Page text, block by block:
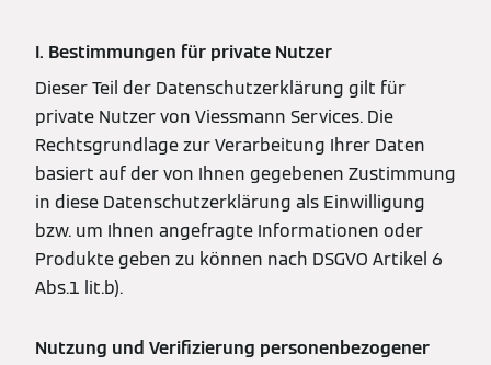
I. Bestimmungen für private Nutzer
Dieser Teil der Datenschutzerklärung gilt für
private Nutzer von Viessmann Services. Die
Rechtsgrundlage zur Verarbeitung Ihrer Daten
basiert auf der von Ihnen gegebenen Zustimmung
in diese Datenschutzerklärung als Einwilligung
bzw. um Ihnen angefragte Informationen oder
Produkte geben zu können nach DSGVO Artikel 6
Abs.1 lit.b).
Nutzung und Verifizierung personenbezogener